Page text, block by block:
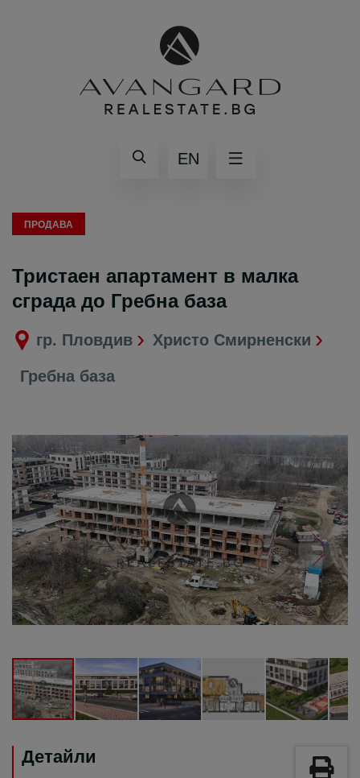
EN
ПРОДАВА
Тристаен апартамент в малка
сграда до Гребна база
гр. Пловдив Христо Смирненски
Гребна база
Детайли